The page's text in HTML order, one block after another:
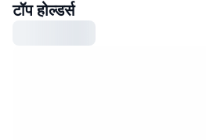
टॉप होल्डर्स